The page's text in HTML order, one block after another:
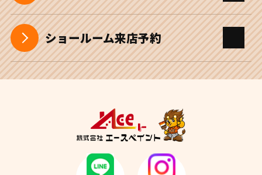
ショールーム来店予約